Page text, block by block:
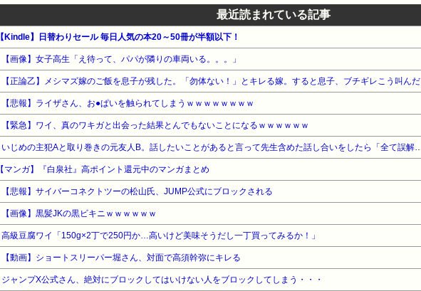
最近読まれている記事
【Kindle】日替わりセール 毎日人気の本20～50冊が半額以下！
【画像】女子高生「え待って、パパが隣りの車両いる。。。」
【正論乙】メシマズ嫁のご飯を息子が残した。「勿体ない！」とキレる嫁。すると息子、ブチギレこう叫んだ
【悲報】ライザさん、お●ぱいを触られてしまうｗｗｗｗｗｗｗｗ
【緊急】ワイ、真のワキガと出会った結果とんでもないことになるｗｗｗｗｗｗ
【マンガ】『白泉社』高ポイント還元中のマンガまとめ
【悲報】サイバーコネクトツーの松山氏、JUMP公式にブロックされる
【画像】黒髪JKの黒ビキニｗｗｗｗｗｗ
高級豆腐ワイ「150g×2丁で250円か…高いけど美味そうだし一丁買ってみるか！」
【動画】ショートスリーパー堀さん、対面で高須幹弥にキレる
ジャンプX公式さん、絶対にブロックしてはいけない人をブロックしてしまう・・・